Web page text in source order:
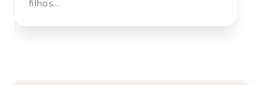
filhos…